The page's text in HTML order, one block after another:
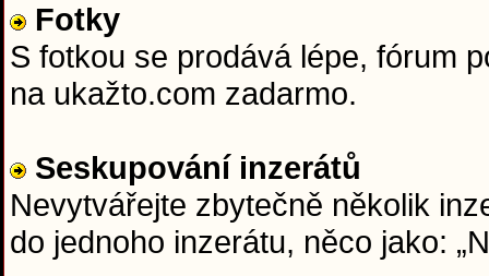
Fotky
S fotkou se prodává lépe, fórum
na ukažto.com zadarmo.
Seskupování inzerátů
Nevytvářejte zbytečně několik
do jednoho inzerátu, něco jako: